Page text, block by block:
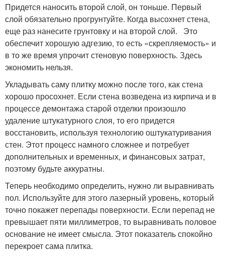
Придется наносить второй слой, он тоньше. Первый
слой обязательно прогрунтуйте. Когда высохнет стена,
еще раз нанесите грунтовку и на второй слой. Это
обеспечит хорошую адгезию, то есть «скрепляемость» и
в то же время упрочит стеновую поверхность. Здесь
экономить нельзя.
Укладывать саму плитку можно после того, как стена
хорошо просохнет. Если стена возведена из кирпича и в
процессе демонтажа старой отделки произошло
удаление штукатурного слоя, то его придется
восстановить, используя технологию оштукатуривания
стен. Этот процесс намного сложнее и потребует
дополнительных и временных, и финансовых затрат,
поэтому будьте аккуратны.
Теперь необходимо определить, нужно ли выравнивать
пол. Используйте для этого лазерный уровень, который
точно покажет перепады поверхности. Если перепад не
превышает пяти миллиметров, то выравнивать половое
основание не имеет смысла. Этот показатель спокойно
перекроет сама плитка.